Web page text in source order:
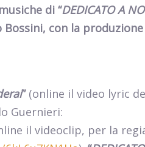
di “DEDICATO A
Bossini, con la produzione
” (online il video lyric
Guernieri:
il videoclip, per la